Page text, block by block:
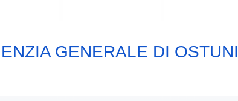
GENERALE DI OSTUNI